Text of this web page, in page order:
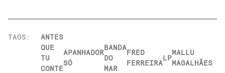
TAGS:
ANTES
QUE
TU
CONTE
APANHADOR
SÓ
BANDA
DO
MAR
FRED
FERREIRA
LP
MALLU
MAGALHÃES